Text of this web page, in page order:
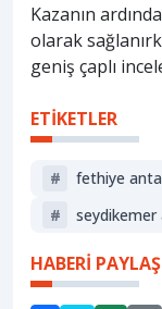
Kazanın
olarak
geniş çaplı
ETİKETLER
# fethiye
#
seydikemer
HABERİ PAYLAŞ